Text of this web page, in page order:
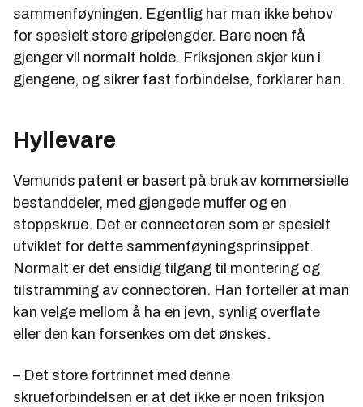
sammenføyningen. Egentlig har man ikke behov
for spesielt store gripelengder. Bare noen få
gjenger vil normalt holde. Friksjonen skjer kun i
gjengene, og sikrer fast forbindelse, forklarer han.
Hyllevare
Vemunds patent er basert på bruk av kommersielle
bestanddeler, med gjengede muffer og en
stoppskrue. Det er connectoren som er spesielt
utviklet for dette sammenføyningsprinsippet.
Normalt er det ensidig tilgang til montering og
tilstramming av connectoren. Han forteller at man
kan velge mellom å ha en jevn, synlig overflate
eller den kan forsenkes om det ønskes.
– Det store fortrinnet med denne
skrueforbindelsen er at det ikke er noen friksjon